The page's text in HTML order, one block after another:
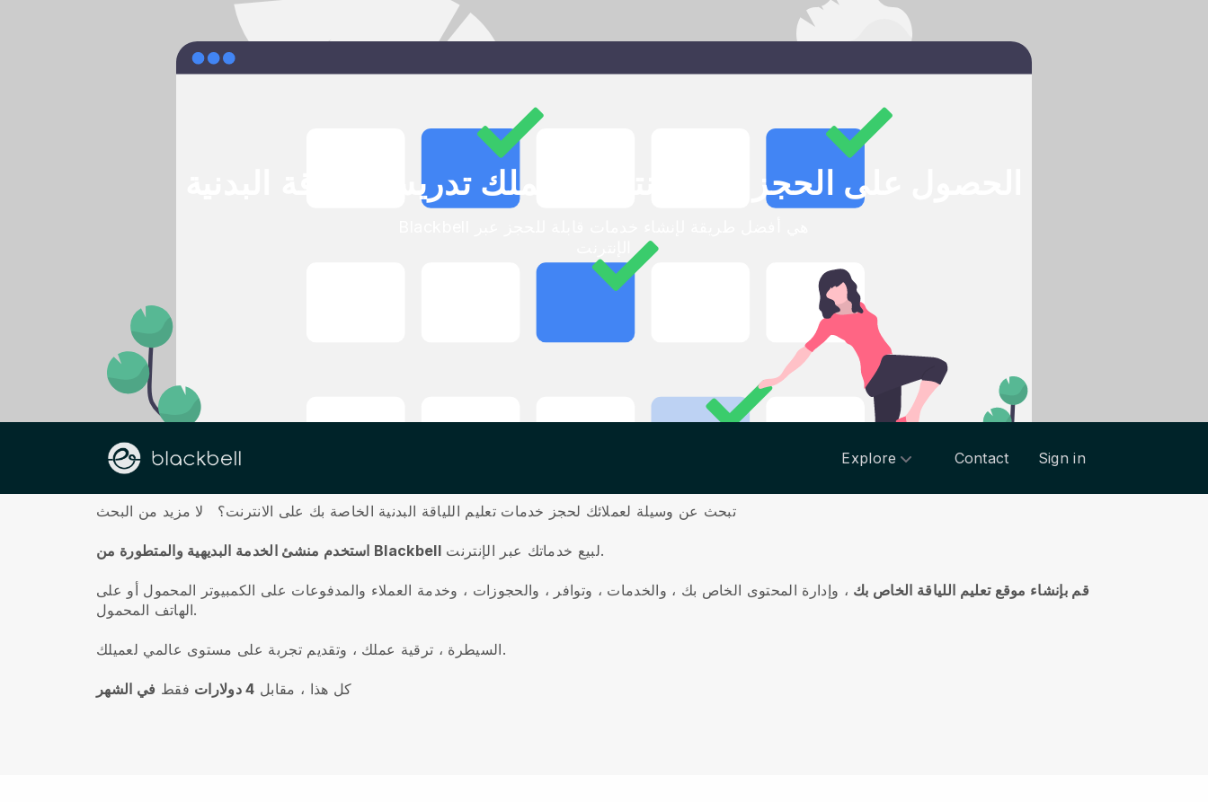
الحصول على الحجز عبر الإنترنت لعملك تدريس اللياقة البدنية
Explore Contact Sign in
معلومات عنا
تبحث عن وسيلة لعملائك لحجز خدمات تعليم اللياقة البدنية الخاصة بك على الانترنت؟ لا مزيد من البحث
استخدم منشئ الخدمة البديهية والمتطورة من Blackbell لبيع خدماتك عبر الإنترنت.
قم بإنشاء موقع تعليم اللياقة الخاص بك ، وإدارة المحتوى الخاص بك ، والخدمات ، وتوافر ، والحجوزات ، وخدمة العملاء والمدفوعات على الكمبيوتر المحمول أو على
الهاتف المحمول.
السيطرة ، ترقية عملك ، وتقديم تجربة على مستوى عالمي لعميلك.
كل هذا ، مقابل 4 دولارات فقط في الشهر